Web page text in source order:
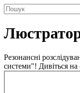
Резонансні
системи"! Дивіться на